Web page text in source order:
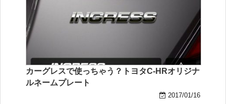
カーグレスで使っちゃう？トヨタC-HRオリジナ
ルネームプレート
2017/01/16